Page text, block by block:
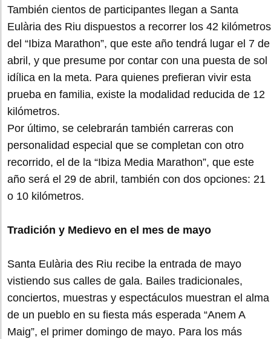
También cientos de participantes llegan a Santa
Eulària des Riu dispuestos a recorrer los 42 kilómetros
del “Ibiza Marathon”, que este año tendrá lugar el 7 de
abril, y que presume por contar con una puesta de sol
idílica en la meta. Para quienes prefieran vivir esta
prueba en familia, existe la modalidad reducida de 12
kilómetros.
Por último, se celebrarán también carreras con
personalidad especial que se completan con otro
recorrido, el de la “Ibiza Media Marathon”, que este
año será el 29 de abril, también con dos opciones: 21
o 10 kilómetros.
Tradición y Medievo en el mes de mayo
Santa Eulària des Riu recibe la entrada de mayo
vistiendo sus calles de gala. Bailes tradicionales,
conciertos, muestras y espectáculos muestran el alma
de un pueblo en su fiesta más esperada “Anem A
Maig”, el primer domingo de mayo. Para los más